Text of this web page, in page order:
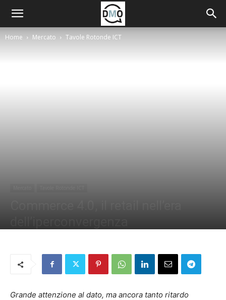
Home Mercato Tavole Rotonde ICT
dell’iperconvergenza
Grande attenzione al dato, ma ancora tanto ritardo